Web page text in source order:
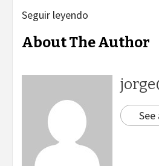
Seguir leyendo
About The Author